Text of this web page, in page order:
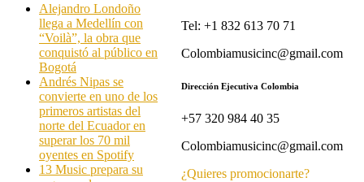
Alejandro Londoño
llega a Medellín con
“Voilà”, la obra que
conquistó al público en
Bogotá
Andrés Nipas se
convierte en uno de los
primeros artistas del
norte del Ecuador en
superar los 70 mil
oyentes en Spotify
13 Music prepara su
Tel: +1 832 613 70 71
Colombiamusicinc@gmail.com
Dirección Ejecutiva Colombia
+57 320 984 40 35
Colombiamusicinc@gmail.com
¿Quieres promocionarte?